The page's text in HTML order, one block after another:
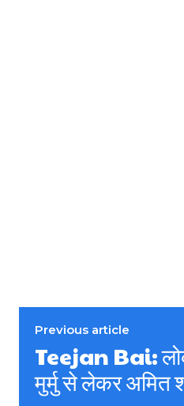
Previous article
Teejan Bai:
मुर्मु से लेकर अमित